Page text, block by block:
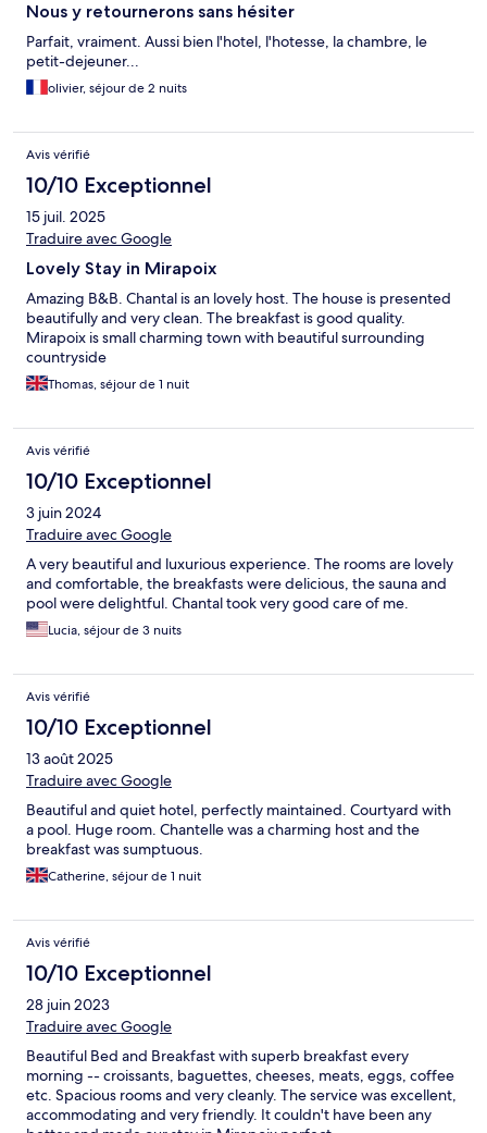
Nous y retournerons sans hésiter
Parfait, vraiment. Aussi bien l'hotel, l'hotesse, la chambre, le
petit-dejeuner...
olivier, séjour de 2 nuits
Avis vérifié
10/10 Exceptionnel
15 juil. 2025
Traduire avec Google
Lovely Stay in Mirapoix
Amazing B&B. Chantal is an lovely host. The house is presented
beautifully and very clean. The breakfast is good quality.
Mirapoix is small charming town with beautiful surrounding
countryside
Thomas, séjour de 1 nuit
Avis vérifié
10/10 Exceptionnel
3 juin 2024
Traduire avec Google
A very beautiful and luxurious experience. The rooms are lovely
and comfortable, the breakfasts were delicious, the sauna and
pool were delightful. Chantal took very good care of me.
Lucia, séjour de 3 nuits
Avis vérifié
10/10 Exceptionnel
13 août 2025
Traduire avec Google
Beautiful and quiet hotel, perfectly maintained. Courtyard with
a pool. Huge room. Chantelle was a charming host and the
breakfast was sumptuous.
Catherine, séjour de 1 nuit
Avis vérifié
10/10 Exceptionnel
28 juin 2023
Traduire avec Google
Beautiful Bed and Breakfast with superb breakfast every
morning -- croissants, baguettes, cheeses, meats, eggs, coffee
etc. Spacious rooms and very cleanly. The service was excellent,
accommodating and very friendly. It couldn't have been any